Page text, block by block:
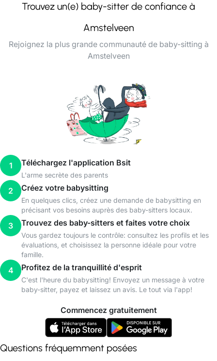
Trouvez un(e) baby-sitter de confiance à
Amstelveen
Rejoignez la plus grande communauté de baby-sitting à
Amstelveen
1 Téléchargez l'application Bsit
L'arme secrète des parents
2 Créez votre babysitting
En quelques clics, créez une demande de babysitting en
précisant vos besoins auprès des baby-sitters locaux.
3 Trouvez des baby-sitters et faites votre choix
Vous gardez toujours le contrôle: consultez les profils et les
évaluations, et choisissez la personne idéale pour votre
famille.
4 Profitez de la tranquillité d'esprit
C'est l'heure du babysitting! Envoyez un message à votre
baby-sitter, payez et laissez un avis. Le tout via l'app!
Commencez gratuitement
Questions fréquemment posées